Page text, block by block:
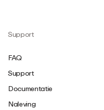
Support
FAQ
Support
Documentatie
Naleving